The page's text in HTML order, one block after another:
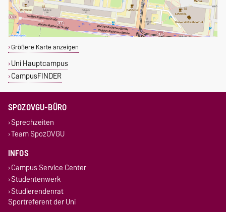
Größere Karte anzeigen
Uni Hauptcampus
CampusFINDER
SPOZOVGU-BÜRO
Sprechzeiten
Team SpozOVGU
INFOS
Campus Service Center
Studentenwerk
Studierendenrat
Sportreferent der Uni